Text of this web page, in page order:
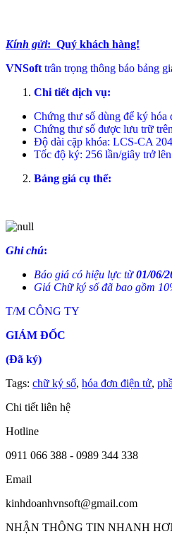
Kính gửi: Quý khách hàng!
VNSoft trân trọng thông báo bảng
Chi tiết dịch vụ:
Chứng thư số dùng để ký hóa
Chứng thư số được lưu trữ
Độ dài cặp khóa: LCS-CA
Tốc độ ký: 256 lần/giây trở
Bảng giá cụ thể:
Ghi chú:
Báo giá có hiệu lực từ01/06/
Giá Chữ ký số đã bao gồm
T/M CÔNG TY
GIÁM ĐỐC
(Đã ký)
Tags: chữ ký số, hóa đơn điện tử,
Chi tiết liên hệ
Hotline
0911 066 388 - 0989 344 338
Email
kinhdoanhvnsoft@gmail.com
NHẬN THÔNG TIN NHANH